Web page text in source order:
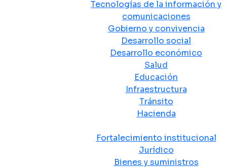
Tecnologías de la información y
comunicaciones
Gobierno y convivencia
Desarrollo social
Desarrollo económico
Salud
Educación
Infraestructura
Tránsito
Hacienda
Fortalecimiento institucional
Jurídico
Bienes y suministros